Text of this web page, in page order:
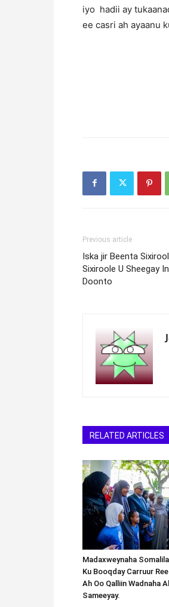
iyo hadii ay
ee casri ah ayaanu
Previous article
Iska jir Beenta
Sixiroole U Sheegay
Doonto
RELATED ARTICLES
Madaxweynaha
Ku Booqday Carruur
Ah Oo Qalliin Wadnaha
Sameeyay.